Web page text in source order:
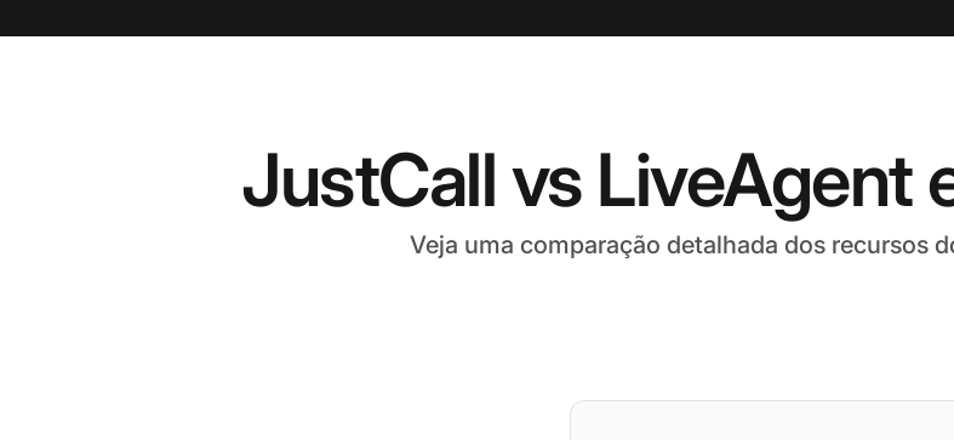
JustCall vs LiveAgent
Veja uma comparação detalhada dos recursos